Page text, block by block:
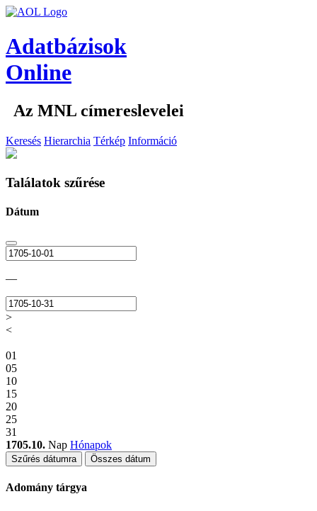
Adatbázisok
Online
Az MNL címereslevelei
Keresés Hierarchia Térkép Információ
Találatok szűrése
Dátum
—
>
<
01
05
10
15
20
25
31
1705.10. Nap Hónapok
Szűrés dátumra Összes dátum
Adomány tárgya